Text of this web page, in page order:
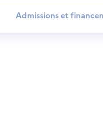
Admissions et